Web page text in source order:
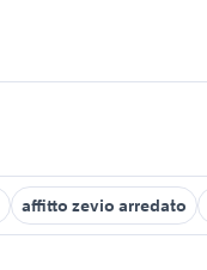
affitto zevio arredato